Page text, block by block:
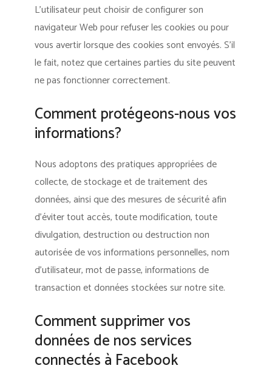
L’utilisateur peut choisir de configurer son
navigateur Web pour refuser les cookies ou pour
vous avertir lorsque des cookies sont envoyés. S’il
le fait, notez que certaines parties du site peuvent
ne pas fonctionner correctement.
Comment protégeons-nous vos
informations?
Nous adoptons des pratiques appropriées de
collecte, de stockage et de traitement des
données, ainsi que des mesures de sécurité afin
d’éviter tout accès, toute modification, toute
divulgation, destruction ou destruction non
autorisée de vos informations personnelles, nom
d’utilisateur, mot de passe, informations de
transaction et données stockées sur notre site.
Comment supprimer vos
données de nos services
connectés à Facebook